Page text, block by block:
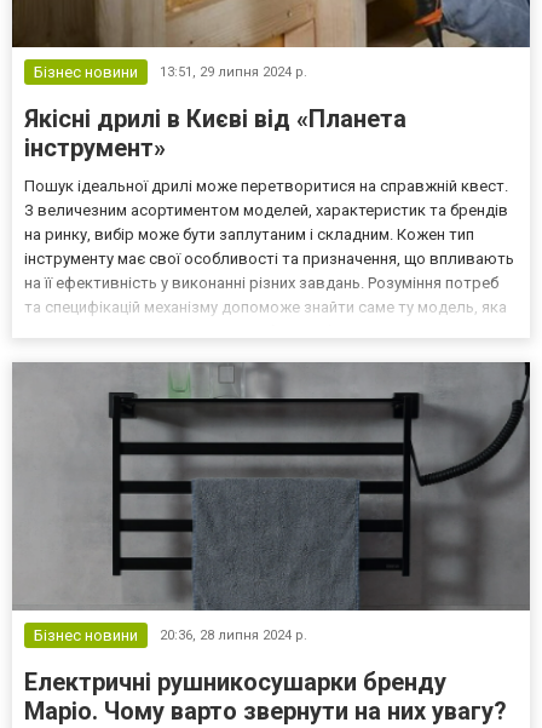
Бізнес новини 13:51, 29 липня 2024 р.
Якісні дрилі в Києві від «Планета
інструмент»
Пошук ідеальної дрилі може перетворитися на справжній квест.
З величезним асортиментом моделей, характеристик та брендів
на ринку, вибір може бути заплутаним і складним. Кожен тип
інструменту має свої особливості та призначення, що впливають
на її ефективність у виконанні різних завдань. Розуміння потреб
та специфікацій механізму допоможе знайти саме ту модель, яка
Бізнес новини 20:36, 28 липня 2024 р.
Електричні рушникосушарки бренду
Маріо. Чому варто звернути на них увагу?